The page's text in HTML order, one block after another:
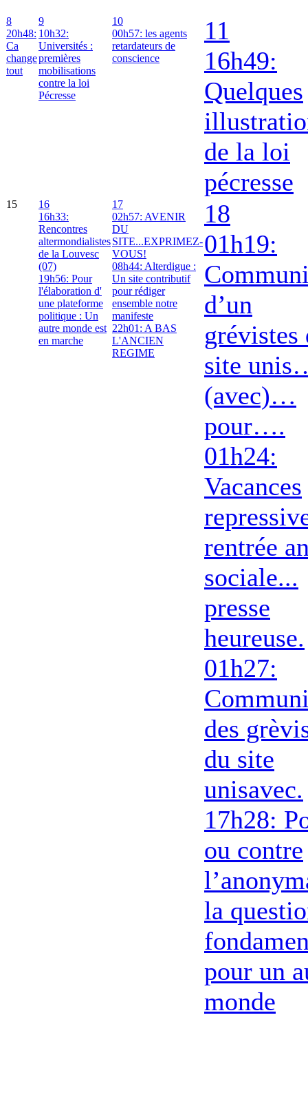
8
20h48:
Ca
change
tout
9
10h32:
Universités :
premières
mobilisations
contre la loi
Pécresse
10
00h57: les agents
retardateurs de
conscience
11
16h49:
Quelques
de la loi
pécresse
15
16
16h33:
Rencontres
altermondialistes
de la Louvesc
(07)
19h56: Pour
l'élaboration d'
une plateforme
politique : Un
autre monde est
en marche
17
02h57: AVENIR
DU
SITE...EXPRIMEZ-
VOUS!
08h44: Alterdigue :
Un site contributif
pour rédiger
ensemble notre
manifeste
22h01: A BAS
L'ANCIEN
REGIME
18
01h19:
d’un
grévistes
site
(avec)…
pour….
01h24:
Vacances
rentrée
sociale...
presse
heureuse.
01h27:
des
du site
unisavec.
17h28:
ou contre
la
pour un
monde